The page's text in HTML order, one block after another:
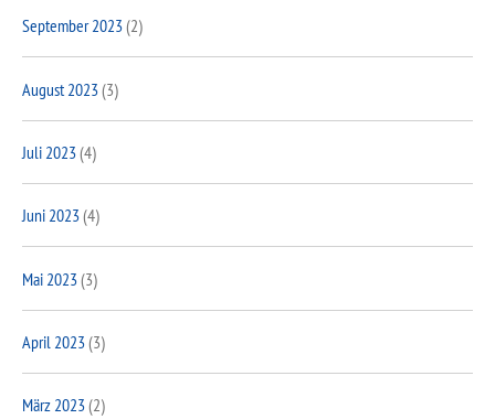
September 2023(2)
August 2023(3)
Juli 2023(4)
Juni 2023(4)
Mai 2023(3)
April 2023(3)
März 2023(2)